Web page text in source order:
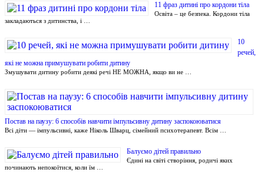
11 фраз дитині про кордони тіла
Освіта – це безпека. Кордони тіла
закладаються з дитинства, і …
10
речей,
які не можна примушувати робити дитину
Змушувати дитину робити деякі речі НЕ МОЖНА, якщо ви не …
Постав на паузу: 6 способів навчити імпульсивну дитину заспокоюватися
Всі діти — імпульсивні, каже Ніколь Шварц, сімейний психотерапевт. Всім …
Балуємо дітей правильно
Єдині на світі створіння, родичі яких
починають непокоїтися, коли їм …